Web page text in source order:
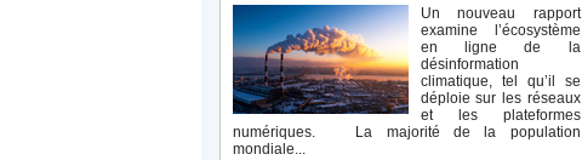
Un nouveau rapport
examine l’écosystème
en ligne de la
désinformation
climatique, tel qu’il se
déploie sur les réseaux
et les plateformes
numériques. La majorité de la population
mondiale...